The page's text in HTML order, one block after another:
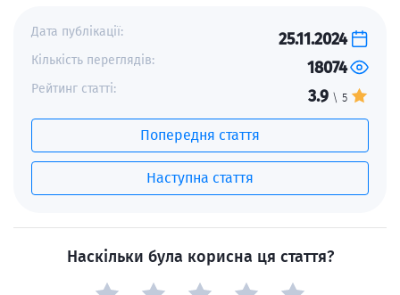
Дата публікації: 25.11.2024
Кількість переглядів: 18074
Рейтинг статті: 3.9 \ 5
Попередня стаття
Наступна стаття
Наскільки була корисна ця стаття?